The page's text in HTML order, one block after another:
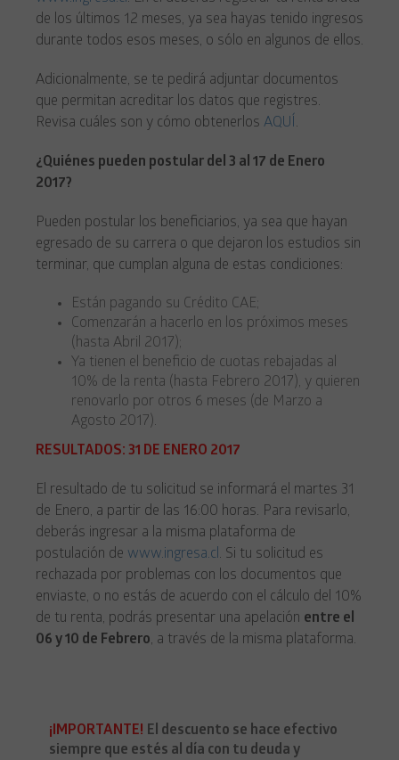
de los últimos 12 meses, ya sea hayas tenido ingresos
durante todos esos meses, o sólo en algunos de ellos.
Adicionalmente, se te pedirá adjuntar documentos
que permitan acreditar los datos que registres.
Revisa cuáles son y cómo obtenerlos AQUÍ.
¿Quiénes pueden postular del 3 al 17 de Enero
2017?
Pueden postular los beneficiarios, ya sea que hayan
egresado de su carrera o que dejaron los estudios sin
terminar, que cumplan alguna de estas condiciones:
Están pagando su Crédito CAE;
Comenzarán a hacerlo en los próximos meses
(hasta Abril 2017);
Ya tienen el beneficio de cuotas rebajadas al
10% de la renta (hasta Febrero 2017), y quieren
renovarlo por otros 6 meses (de Marzo a
Agosto 2017).
RESULTADOS: 31 DE ENERO 2017
El resultado de tu solicitud se informará el martes 31
de Enero, a partir de las 16:00 horas. Para revisarlo,
deberás ingresar a la misma plataforma de
postulación de www.ingresa.cl. Si tu solicitud es
rechazada por problemas con los documentos que
enviaste, o no estás de acuerdo con el cálculo del 10%
de tu renta, podrás presentar una apelación entre el
06 y 10 de Febrero, a través de la misma plataforma.
¡IMPORTANTE! El descuento se hace efectivo
siempre que estés al día con tu deuda y